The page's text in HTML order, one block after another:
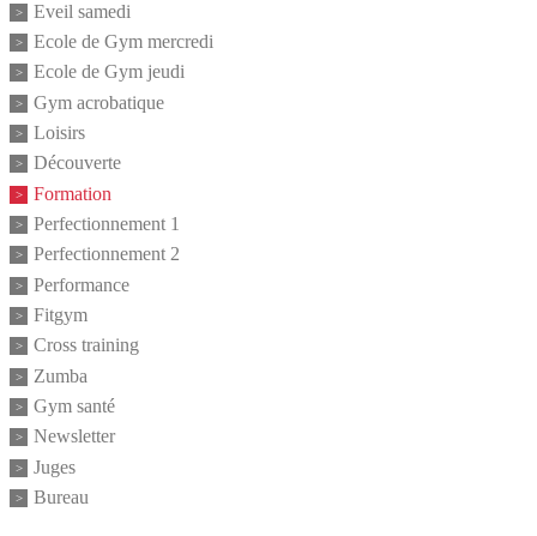
Eveil samedi
Ecole de Gym mercredi
Ecole de Gym jeudi
Gym acrobatique
Loisirs
Découverte
Formation
Perfectionnement 1
Perfectionnement 2
Performance
Fitgym
Cross training
Zumba
Gym santé
Newsletter
Juges
Bureau